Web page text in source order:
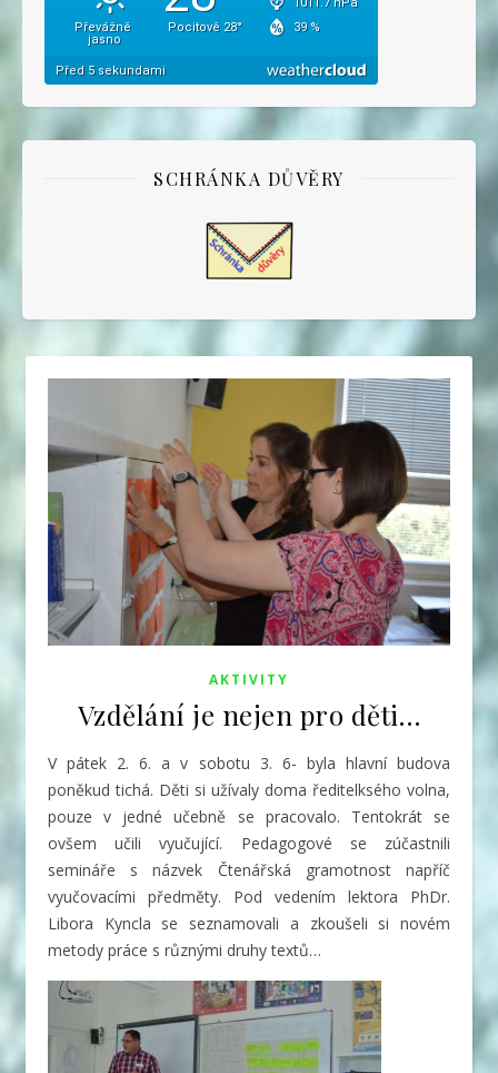
SCHRÁNKA DŮVĚRY
AKTIVITY
Vzdělání je nejen pro děti…
V pátek 2. 6. a v sobotu 3. 6- byla hlavní budova
poněkud tichá. Děti si užívaly doma ředitelksého volna,
pouze v jedné učebně se pracovalo. Tentokrát se
ovšem učili vyučující. Pedagogové se zúčastnili
semináře s názvek Čtenářská gramotnost napříč
vyučovacími předměty. Pod vedením lektora PhDr.
Libora Kyncla se seznamovali a zkoušeli si novém
metody práce s různými druhy textů…